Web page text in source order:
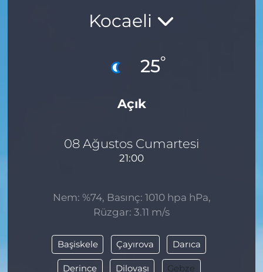
Kocaeli
25°
Açık
08 Ağustos Cumartesi
21:00
Nem: %74, Basınç: 1010 hpa hPa,
Rüzgar: 3.11 m/s
Başiskele Çayırova Darıca
Derince Dilovası Gebze
GÜNCEL